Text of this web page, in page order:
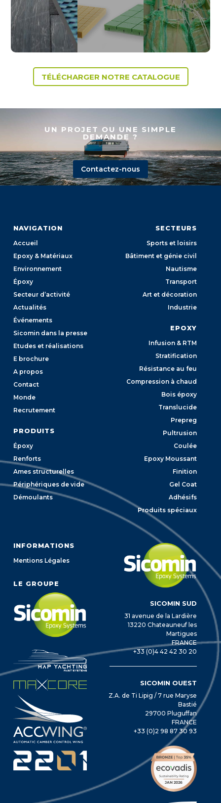
TÉLÉCHARGER NOTRE CATALOGUE
UN PROJET OU UNE SIMPLE
DEMANDE ?
Contactez-nous
NAVIGATION
Accueil
Epoxy & Matériaux
Environnement
Époxy
Secteur d’activité
Actualités
Événements
Sicomin dans la presse
Etudes et réalisations
E brochure
A propos
Contact
Monde
Recrutement
PRODUITS
Époxy
Renforts
Ames structurelles
Périphériques de vide
Démoulants
SECTEURS
Sports et loisirs
Bâtiment et génie civil
Nautisme
Transport
Art et décoration
Industrie
EPOXY
Infusion & RTM
Stratification
Résistance au feu
Compression à chaud
Bois époxy
Translucide
Prepreg
Pultrusion
Coulée
Epoxy Moussant
Finition
Gel Coat
Adhésifs
Produits spéciaux
INFORMATIONS
Mentions Légales
LE GROUPE
SICOMIN SUD
31 avenue de la Lardière
13220 Chateauneuf les
Martigues
FRANCE
+33 (0)4 42 42 30 20
SICOMIN OUEST
Z.A. de Ti Lipig / 7 rue Maryse
Bastié
29700 Pluguffan
FRANCE
+33 (0)2 98 87 30 93